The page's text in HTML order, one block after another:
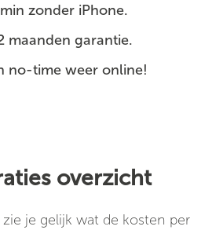
zonder iPhone.
maanden garantie.
no-time weer online!
overzicht
je gelijk wat de kosten per